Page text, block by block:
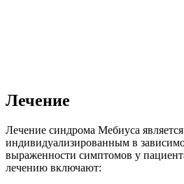
Лечение
Лечение синдрома Мебиуса
индивидуализированным в
выраженности симптомов у
лечению включают: